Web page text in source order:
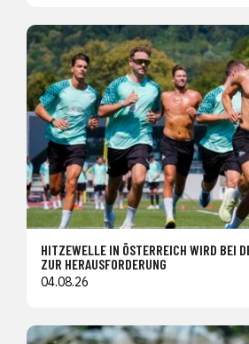
HITZEWELLE IN ÖSTERREICH WIRD BEI
ZUR HERAUSFORDERUNG
04.08.26